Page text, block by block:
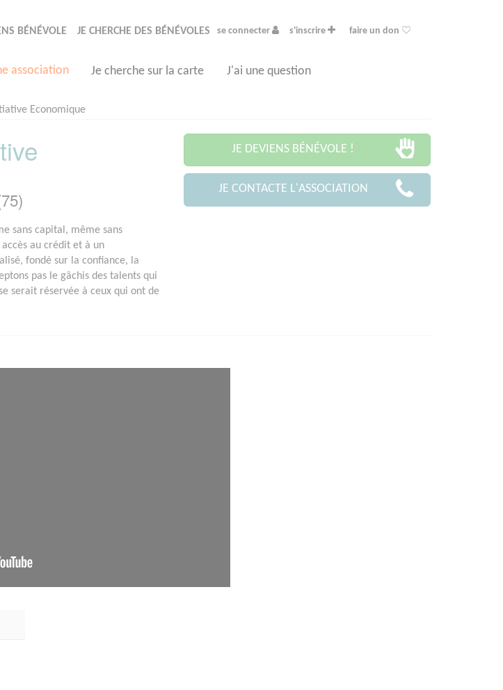
BÉNÉVOLE JE CHERCHE DES BÉNÉVOLES se connecter s'inscrire faire un don
association Je cherche sur la carte J'ai une question
Economique
sans capital, même sans
au crédit et à un
fondé sur la confiance, la
pas le gâchis des talents qui
serait réservée à ceux qui ont de
JE DEVIENS BÉNÉVOLE !
JE CONTACTE L'ASSOCIATION